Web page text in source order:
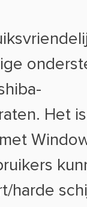
Het
harde